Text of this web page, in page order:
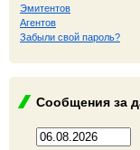
Эмитентов
Агентов
Забыли свой пароль?
Сообщения за